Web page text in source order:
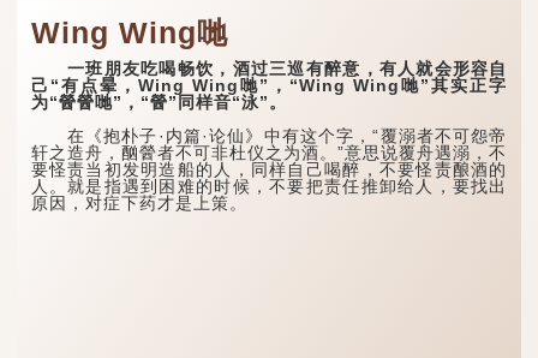
Wing Wing哋
一班朋友吃喝畅饮，酒过三巡有醉意，有人就会形容自
己“有点晕，Wing Wing哋”，“Wing Wing哋”其实正字
为“醟醟哋”，“醟”同样音“泳”。
在《抱朴子·内篇·论仙》中有这个字，“覆溺者不可怨帝
轩之造舟，酗醟者不可非杜仪之为酒。”意思说覆舟遇溺，不
要怪责当初发明造船的人，同样自己喝醉，不要怪责酿酒的
人。就是指遇到困难的时候，不要把责任推卸给人，要找出
原因，对症下药才是上策。